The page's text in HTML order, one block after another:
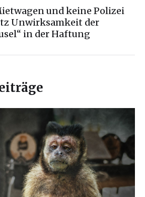
und keine Polizei
Unwirksamkeit der
in der Haftung